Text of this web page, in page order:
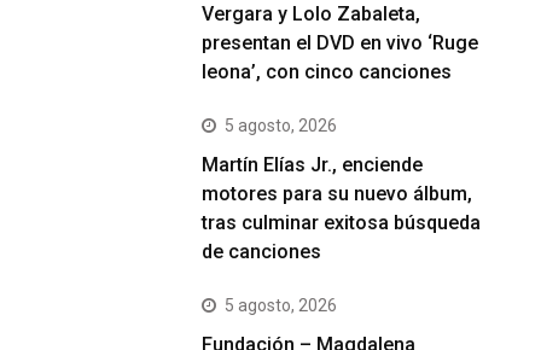
Vergara y Lolo Zabaleta,
presentan el DVD en vivo ‘Ruge
leona’, con cinco canciones
5 agosto, 2026
Martín Elías Jr., enciende
motores para su nuevo álbum,
tras culminar exitosa búsqueda
de canciones
5 agosto, 2026
Fundación – Magdalena